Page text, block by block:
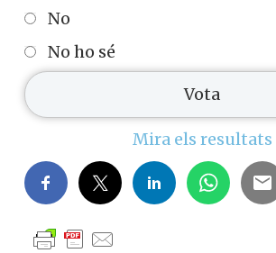
No
No ho sé
Mira els resultats